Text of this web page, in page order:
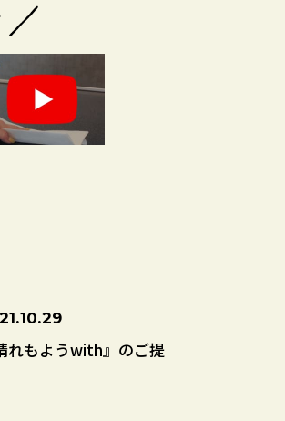
れもようwith』のご提